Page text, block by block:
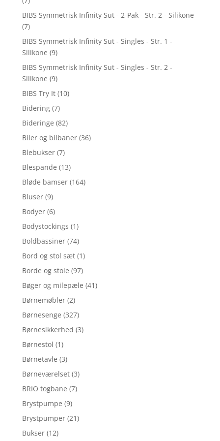
BIBS Symmetrisk Infinity Sut - 2-Pak - Str. 2 - Silikone
(7)
BIBS Symmetrisk Infinity Sut - Singles - Str. 1 -
Silikone (9)
BIBS Symmetrisk Infinity Sut - Singles - Str. 2 -
Silikone (9)
BIBS Try It (10)
Bidering (7)
Bideringe (82)
Biler og bilbaner (36)
Blebukser (7)
Blespande (13)
Bløde bamser (164)
Bluser (9)
Bodyer (6)
Bodystockings (1)
Boldbassiner (74)
Bord og stol sæt (1)
Borde og stole (97)
Bøger og milepæle (41)
Børnemøbler (2)
Børnesenge (327)
Børnesikkerhed (3)
Børnestol (1)
Børnetavle (3)
Børneværelset (3)
BRIO togbane (7)
Brystpumpe (9)
Brystpumper (21)
Bukser (12)